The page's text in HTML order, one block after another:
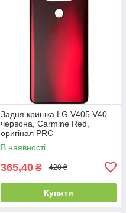
Задня кришка LG V405 V40
червона, Carmine Red,
оригінал PRC
В наявності
365,40 ₴ 420 ₴
Купити